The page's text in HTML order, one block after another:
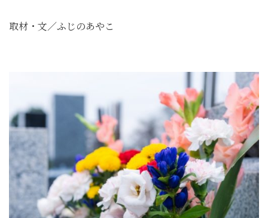
取材・文／ふじのあやこ